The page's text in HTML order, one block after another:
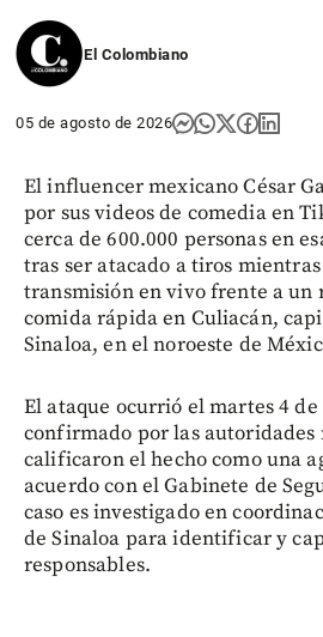
El Colombiano
05 de agosto de 2026
El influencer mexicano César
por sus videos de comedia en
cerca de 600.000 personas en
tras ser atacado a tiros
transmisión en vivo frente a un
comida rápida en Culiacán,
Sinaloa, en el noroeste de
El ataque ocurrió el martes 4 de
confirmado por las autoridades
calificaron el hecho como una
acuerdo con el Gabinete de
caso es investigado en
de Sinaloa para identificar y
responsables.